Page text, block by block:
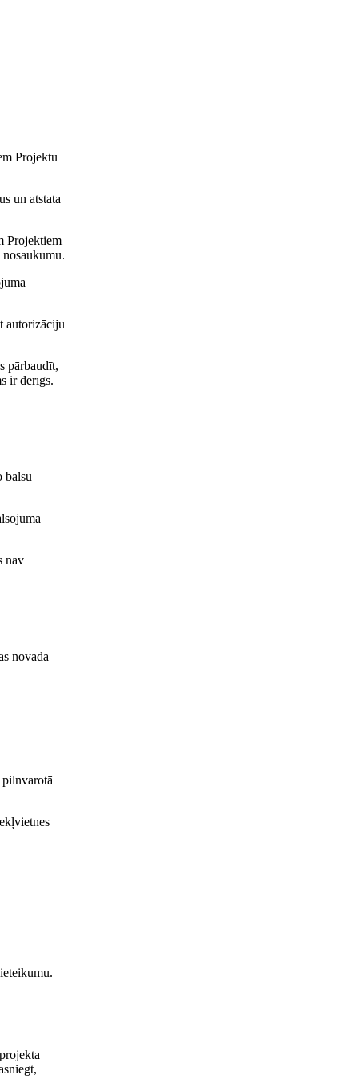
Projektu
un atstata
Projektiem
autorizāciju
pārbaudīt,
ir derīgs.
balsu
nav
novada
pilnvarotā